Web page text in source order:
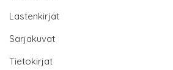
Lastenkirjat
Sarjakuvat
Tietokirjat